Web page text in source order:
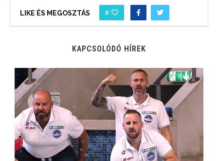
LIKE ÉS MEGOSZTÁS 0
KAPCSOLÓDÓ HÍREK